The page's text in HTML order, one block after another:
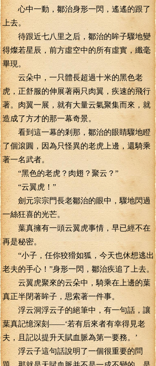
心中一動，鄒治身形一閃，遙遙的跟了
上去。
待跟近七八里之后，鄒治的眸子驟地變
得燦若星辰，前方虛空中的所有虛實，纖毫
畢現。
云朵中，一只體長超過十米的黑色老
虎，正舒服的伸展著兩只肉翼，疾速的飛行
著。肉翼一展，就有大量云氣聚集而來，就
造成了方才的那一幕奇景。
看到這一幕的剎那，鄒治的眼睛驟地瞪
了個滾圓，因為只怪異的老虎上邊，還騎乘
著一名武者。
“黑色的老虎？肉翅？聚云？”
“云翼虎！”
劍元宗宗門長老鄒治的眼中，驟地閃過
一絲狂喜的光芒。
葉真擁有一頭云翼虎事情，早已經不在
再是秘密。
“小子，任你狡猾如狐，今天也休想逃出
老夫的手心！”身形一閃，鄒治疾追了上去。
云翼虎聚來的云朵中，騎乘在上邊的葉
真正半閉著眸子，思索著一件事。
浮云洞浮云子的絕筆中，有一句話，讓
葉真記憶深刻——‘若有后來者有幸得見老
夫，且記以提升天賦血脈為第一要務。’
浮云子這句話說明了一個很重要的問